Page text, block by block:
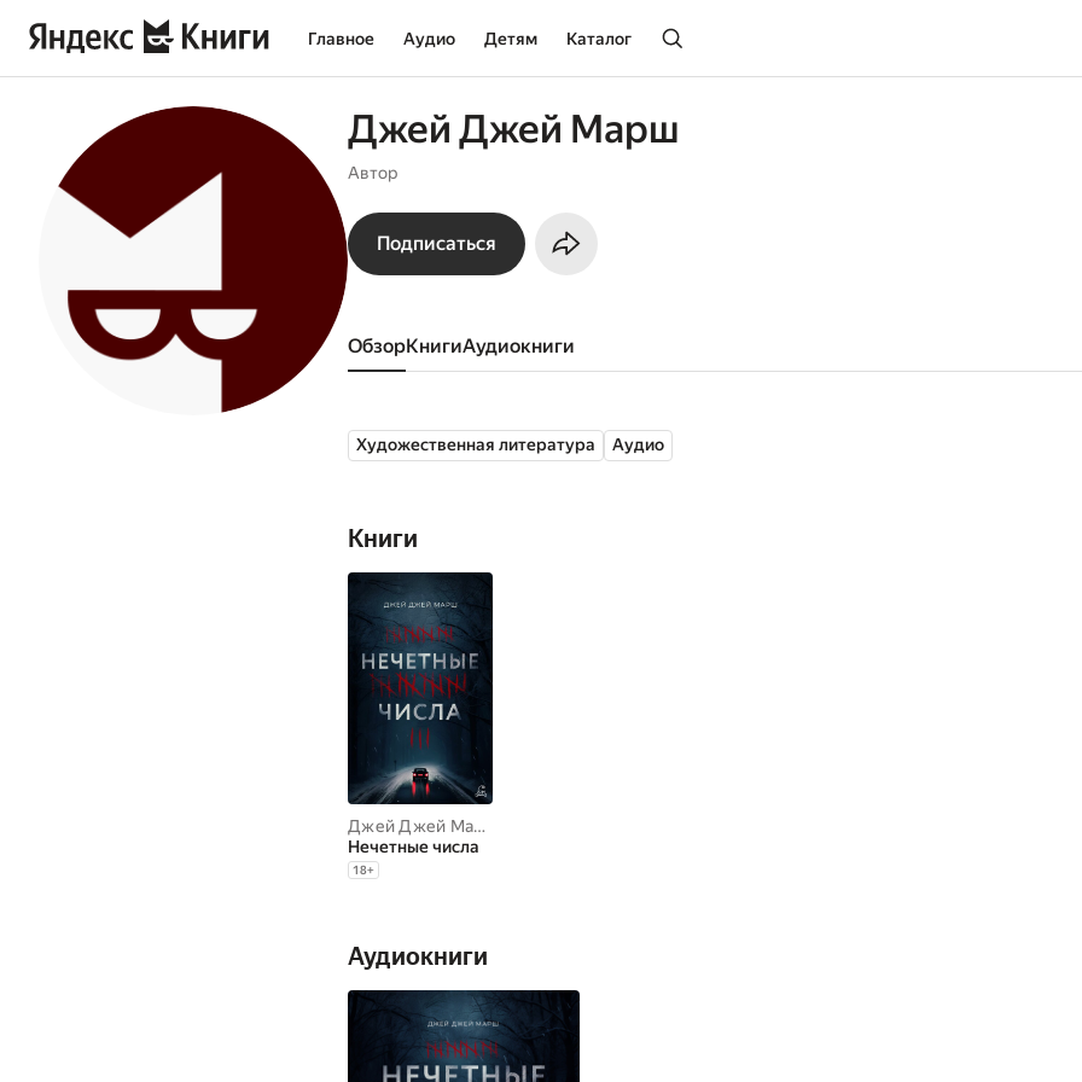
Главное Аудио Детям Каталог
Джей Джей Марш
Автор
Подписаться
Обзор книги аудиокниги
Художественная литература Аудио
Книги
Джей Джей Марш
Нечетные числа
18+
Аудиокниги